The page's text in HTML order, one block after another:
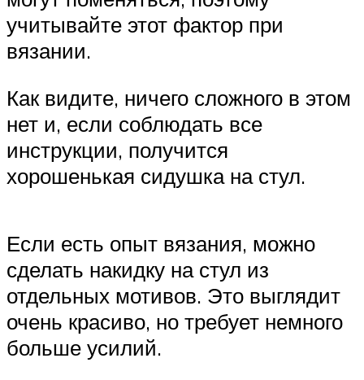
учитывайте этот фактор при
вязании.
Как видите, ничего сложного в этом
нет и, если соблюдать все
инструкции, получится
хорошенькая сидушка на стул.
Если есть опыт вязания, можно
сделать накидку на стул из
отдельных мотивов. Это выглядит
очень красиво, но требует немного
больше усилий.